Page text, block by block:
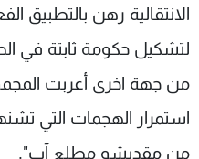
الانتقالية رهن بالتطبيق
لتشكيل حكومة ثابتة في
من جهة اخرى أعربت
استمرار الهجمات التي
من مقديشو مطلع آب".